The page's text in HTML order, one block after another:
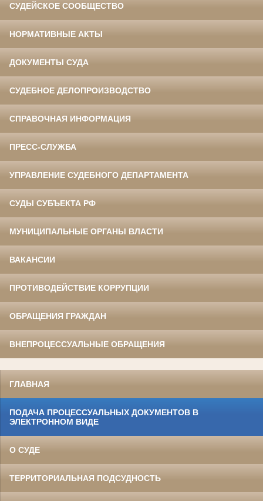
СУДЕЙСКОЕ СООБЩЕСТВО
НОРМАТИВНЫЕ АКТЫ
ДОКУМЕНТЫ СУДА
СУДЕБНОЕ ДЕЛОПРОИЗВОДСТВО
СПРАВОЧНАЯ ИНФОРМАЦИЯ
ПРЕСС-СЛУЖБА
УПРАВЛЕНИЕ СУДЕБНОГО ДЕПАРТАМЕНТА
СУДЫ СУБЪЕКТА РФ
МУНИЦИПАЛЬНЫЕ ОРГАНЫ ВЛАСТИ
ВАКАНСИИ
ПРОТИВОДЕЙСТВИЕ КОРРУПЦИИ
ОБРАЩЕНИЯ ГРАЖДАН
ВНЕПРОЦЕССУАЛЬНЫЕ ОБРАЩЕНИЯ
ГЛАВНАЯ
ПОДАЧА ПРОЦЕССУАЛЬНЫХ ДОКУМЕНТОВ В
ЭЛЕКТРОННОМ ВИДЕ
О СУДЕ
ТЕРРИТОРИАЛЬНАЯ ПОДСУДНОСТЬ